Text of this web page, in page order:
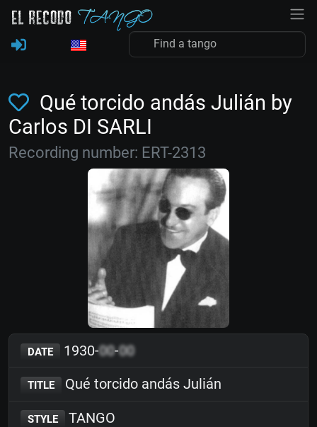
Qué torcido andás Julián by
Carlos DI SARLI
Recording number: ERT-2313
DATE 1930-00-00
TITLE Qué torcido andás Julián
STYLE TANGO